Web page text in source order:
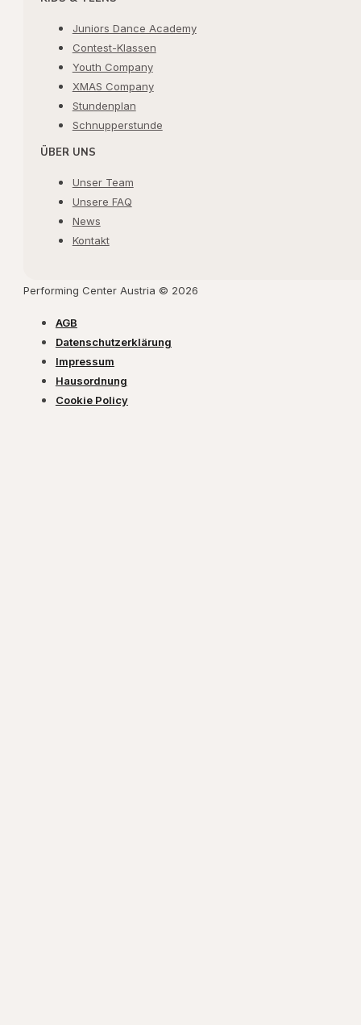
Juniors Dance Academy
Contest-Klassen
Youth Company
XMAS Company
Stundenplan
Schnupperstunde
ÜBER UNS
Unser Team
Unsere FAQ
News
Kontakt
Performing Center Austria © 2026
AGB
Datenschutzerklärung
Impressum
Hausordnung
Cookie Policy